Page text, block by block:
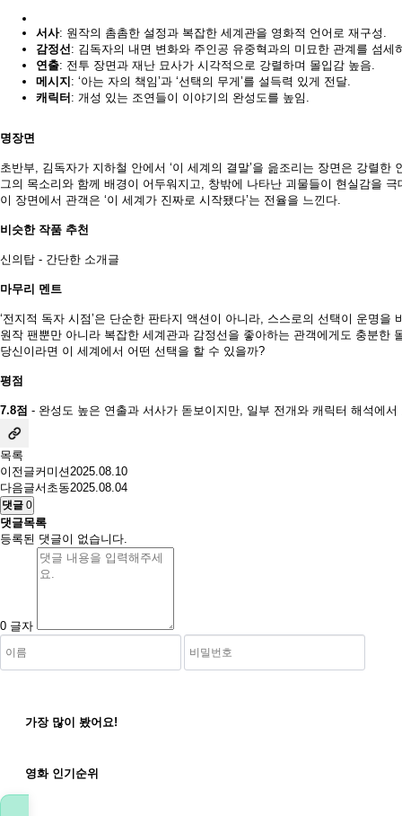
서사: 원작의 촘촘한 설정과 복잡한 세계관을 영화적 언어로 재구성.
감정선: 김독자의 내면 변화와 주인공 유중혁과의 미묘한 관계를 섬세
연출: 전투 장면과 재난 묘사가 시각적으로 강렬하며 몰입감 높음.
메시지 : ‘아는 자의 책임’과 ‘선택의 무게’를 설득력 있게 전달.
캐릭터 : 개성 있는 조연들이 이야기의 완성도를 높임.
명장면
초반부, 김독자가 지하철 안에서 ‘이 세계의 결말’을 읊조리는 장면은 강렬한
그의 목소리와 함께 배경이 어두워지고, 창밖에 나타난 괴물들이 현실감을 극
이 장면에서 관객은 ‘이 세계가 진짜로 시작됐다’는 전율을 느낀다.
비슷한 작품 추천
신의탑 - 간단한 소개글
마무리 멘트
‘전지적 독자 시점’은 단순한 판타지 액션이 아니라, 스스로의 선택이 운명을
원작 팬뿐만 아니라 복잡한 세계관과 감정선을 좋아하는 관객에게도 충분한
당신이라면 이 세계에서 어떤 선택을 할 수 있을까?
평점
7.8점 - 완성도 높은 연출과 서사가 돋보이지만, 일부 전개와 캐릭터 해석에
목록
이전글커미션2025.08.10
다음글서초동2025.08.04
댓글 0
댓글목록
등록된 댓글이 없습니다.
0 글자
가장 많이 봤어요!
군체
영화인기순위
소녀심판